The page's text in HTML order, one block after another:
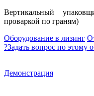
Вертикальный
проваркой по граням)
Оборудование в лизинг
?Задать вопрос по этому
Демонстрация